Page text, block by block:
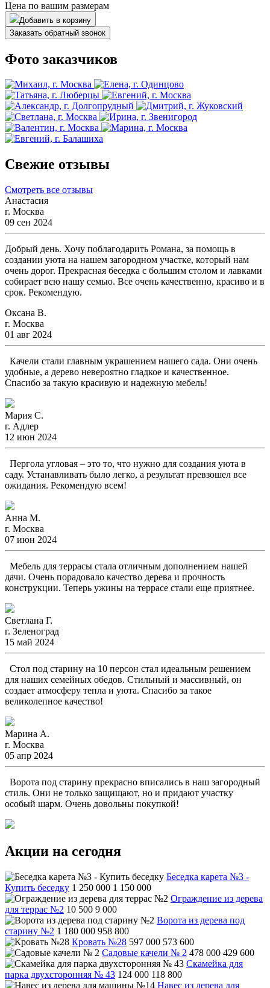
Цена по вашим размерам
Добавить в корзину
Заказать обратный звонок
Фото заказчиков
Свежие отзывы
Смотреть все отзывы
Анастасия
г. Москва
09 сен 2024
Добрый день. Хочу поблагодарить Романа, за помощь в
создании уюта на нашем загородном участке, который нам
очень дорог. Прекрасная беседка с большим столом и лавками
собирает всю нашу семью. Все очень качественно, красиво и в
срок. Рекомендую.
Оксана В.
г. Москва
01 авг 2024
Качели стали главным украшением нашего сада. Они очень
удобные, а дерево невероятно гладкое и качественное.
Спасибо за такую красивую и надежную мебель!
Мария С.
г. Адлер
12 июн 2024
Пергола угловая – это то, что нужно для создания уюта в
саду. Устанавливать было легко, а результат превзошел все
ожидания. Рекомендую всем!
Анна М.
г. Москва
07 июн 2024
Мебель для террасы стала отличным дополнением нашей
дачи. Очень порадовало качество дерева и прочность
конструкции. Теперь ужины на террасе стали еще приятнее.
Светлана Г.
г. Зеленоград
15 май 2024
Стол под старину на 10 персон стал идеальным решением
для наших семейных обедов. Стильный и массивный, он
создает атмосферу тепла и уюта. Спасибо за такое
великолепное качество!
Марина А.
г. Москва
05 апр 2024
Ворота под старину прекрасно вписались в наш загородный
стиль. Они не только защищают, но и придают участку
особый шарм. Очень довольны покупкой!
Акции на сегодня
Беседка карета №3 -
Купить беседку 1 250 000 1 150 000
Ограждение из дерева
для террас №2 10 500 9 000
Ворота из дерева под
старину №2 1 180 000 958 800
Кровать №28 597 000 573 600
Садовые качели № 2 478 000 429 600
Скамейка для
парка двухсторонняя № 43 124 000 118 800
Навес из дерева для